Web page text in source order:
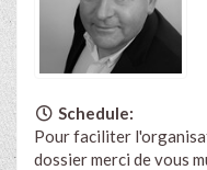
Schedule:
Pour faciliter
dossier merci de vous